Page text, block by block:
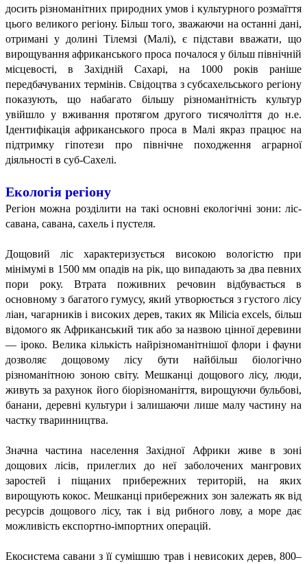
досить різноманітних природних умов і культурного розмаїття
цього великого регіону. Більш того, зважаючи на останні дані,
отримані у долині Тілемзі (Малі), є підстави вважати, що
вирощування африканського проса почалося у більш північній
місцевості, в Західній Сахарі, на 1000 років раніше
передбачуваних термінів. Свідоцтва з субсахельського регіону
показують, що набагато більшу різноманітність культур
увійшло у вживання протягом другого тисячоліття до н.е.
Ідентифікація африканського проса в Малі якраз працює на
підтримку гіпотези про північне походження аграрної
діяльності в суб-Сахелі.
Екологія регіону
Регіон можна розділити на такі основні екологічні зони: ліс-
савана, савана, сахель і пустеля.
Дощовий ліс характеризується високою вологістю при
мінімумі в 1500 мм опадів на рік, що випадають за два певних
пори року. Втрата поживних речовин відбувається в
основному з багатого гумусу, який утворюється з густого лісу
ліан, чагарників і високих дерев, таких як Milicia excels, більш
відомого як Африканський тик або за назвою цінної деревини
— іроко. Велика кількість найрізноманітнішої флори і фауни
дозволяє дощовому лісу бути найбільш біологічно
різноманітною зоною світу. Мешканці дощового лісу, люди,
живуть за рахунок його біорізноманіття, вирощуючи бульбові,
банани, деревні культури і залишаючи лише малу частину на
частку тваринництва.
Значна частина населення Західної Африки живе в зоні
дощових лісів, прилеглих до неї заболочених мангрових
заростей і піщаних прибережних територій, на яких
вирощують кокос. Мешканці прибережних зон залежать як від
ресурсів дощового лісу, так і від рибного лову, а море дає
можливість експортно-імпортних операцій.
Екосистема савани з її сумішшю трав і невисоких дерев, 800–